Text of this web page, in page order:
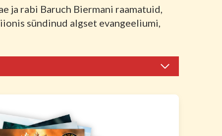
ja rabi Baruch Biermani raamatuid,
sündinud algset evangeeliumi,